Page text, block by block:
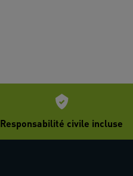
Responsabilité civile incluse